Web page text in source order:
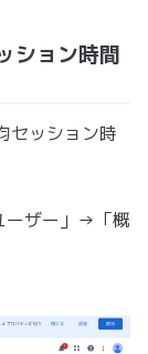
ション時間
セッション時
ーザー」→「概